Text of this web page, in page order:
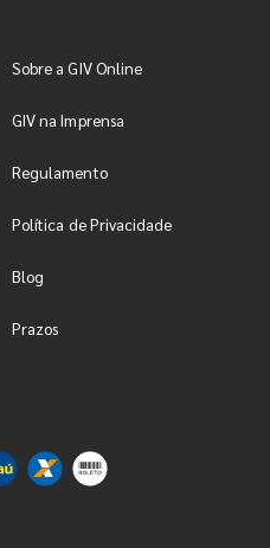
Sobre a GIV Online
GIV na Imprensa
Regulamento
Política de Privacidade
Blog
Prazos